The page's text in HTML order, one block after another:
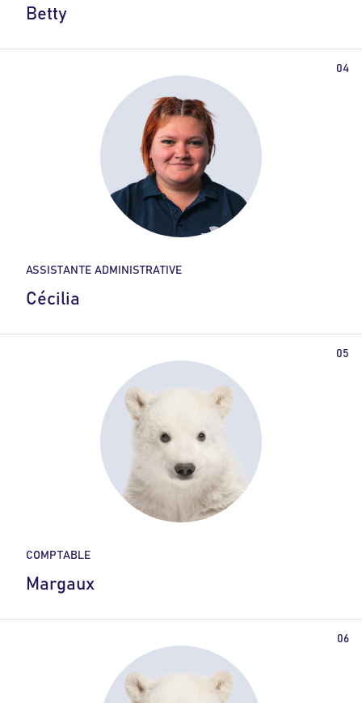
Betty
ASSISTANTE ADMINISTRATIVE
Cécilia
COMPTABLE
Margaux